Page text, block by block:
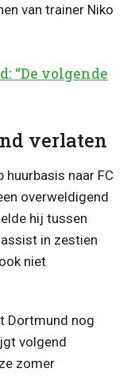
van trainer Niko
“De volgende
verlaten
huurbasis naar FC
overweldigend
hij tussen
in zestien
niet
Dortmund nog
volgend
zomer